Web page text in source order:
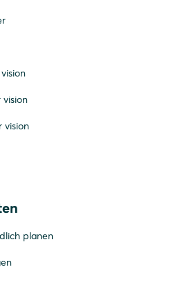
vision
vision
planen